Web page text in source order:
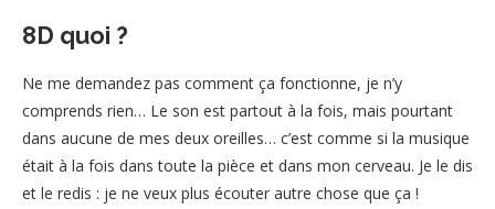
8D quoi ?
Ne me demandez pas comment ça fonctionne, je n’y
comprends rien… Le son est partout à la fois, mais pourtant
dans aucune de mes deux oreilles… c’est comme si la musique
était à la fois dans toute la pièce et dans mon cerveau. Je le dis
et le redis : je ne veux plus écouter autre chose que ça !